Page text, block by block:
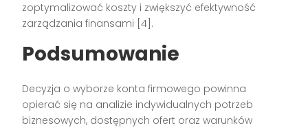
zoptymalizować koszty i zwiększyć efektywność
zarządzania finansami [4].
Podsumowanie
Decyzja o wyborze konta firmowego powinna
opierać się na analizie indywidualnych potrzeb
biznesowych, dostępnych ofert oraz warunków